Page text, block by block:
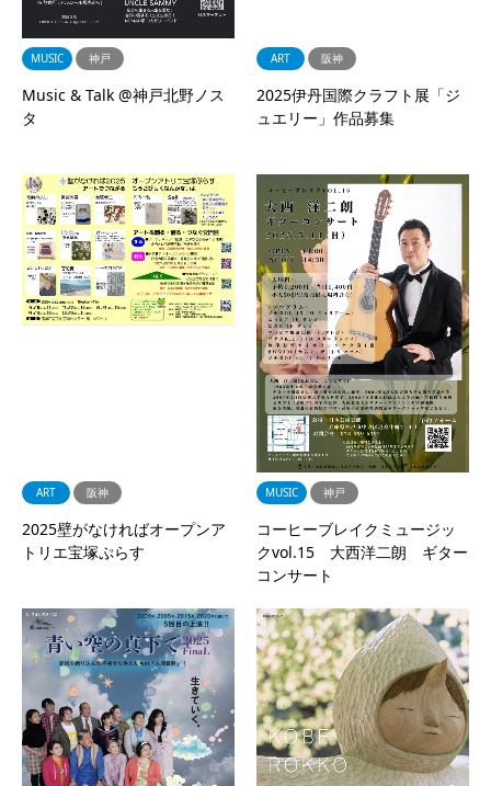
MUSIC 神戸
Music & Talk @神戸北野ノス
タ
ART 阪神
2025伊丹国際クラフト展「ジ
ュエリー」作品募集
ART 阪神
2025壁がなければオープンア
トリエ宝塚ぷらす
MUSIC 神戸
コーヒーブレイクミュージッ
クvol.15 大西洋二朗 ギター
コンサート